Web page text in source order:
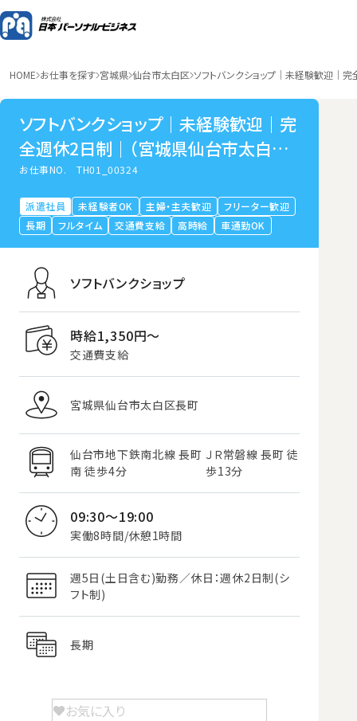
HOME お仕事を探す 宮城県 仙台市太白区 ソフトバンクショップ｜未経験歓迎｜
ソフトバンクショップ｜未経験歓迎｜完
全週休2日制｜（宮城県仙台市太白区
長町）
お仕事NO.TH01_00324
派遣社員 未経験者OK 主婦・主夫歓迎
フリーター歓迎
長期
フルタイム 交通費支給 高時給 車通勤OK
ソフトバンクショップ
時給1,350円〜
交通費支給
宮城県仙台市太白区長町
仙台市地下鉄南北線 長町
南 徒歩4分
ＪＲ常磐線 長町 徒
歩13分
09:30～19:00
実働8時間/休憩1時間
週5日(土日含む)勤務／休日：週休2日制(シ
フト制)
長期
お気に入り